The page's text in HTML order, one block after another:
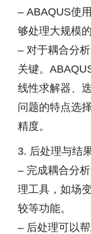
– ABAQUS使
够处理大规模
– 对于耦合分
关键。
线性求解器、
问题的特点选
精度。
3. 后处理与结
– 完成耦合分
理工具，如场
较等功能。
– 后处理可以